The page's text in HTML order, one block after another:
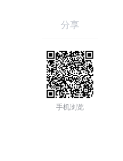
分享
手机浏览